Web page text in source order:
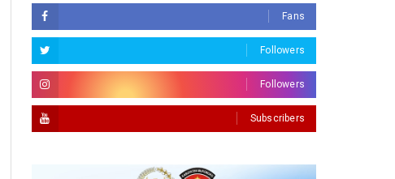
Fans
Followers
Followers
Subscribers